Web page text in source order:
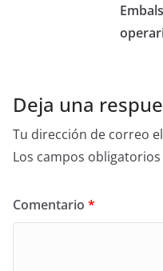
Deja una
Tu dirección de correo
Los campos
Comentario *